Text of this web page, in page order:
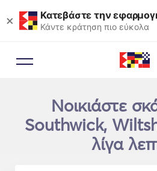
× Κατεβάστε την
Κάντε κράτηση πιο εύκολα
Νοικιάστε
Southwick,
λίγα